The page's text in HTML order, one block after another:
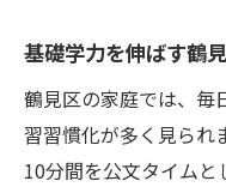
基礎学力を伸ばす鶴
鶴見区の家庭では、毎
習習慣化が多く見られ
10分間を公文タイム